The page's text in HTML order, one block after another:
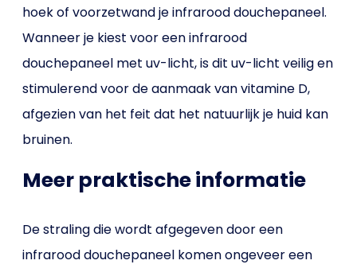
hoek of voorzetwand je infrarood douchepaneel.
Wanneer je kiest voor een infrarood
douchepaneel met uv-licht, is dit uv-licht veilig en
stimulerend voor de aanmaak van vitamine D,
afgezien van het feit dat het natuurlijk je huid kan
bruinen.
Meer praktische informatie
De straling die wordt afgegeven door een
infrarood douchepaneel komen ongeveer een